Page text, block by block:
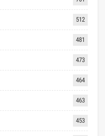
512
481
473
464
463
453